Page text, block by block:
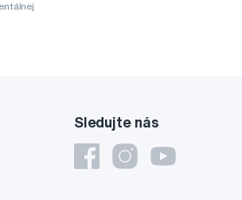
Sledujte nás